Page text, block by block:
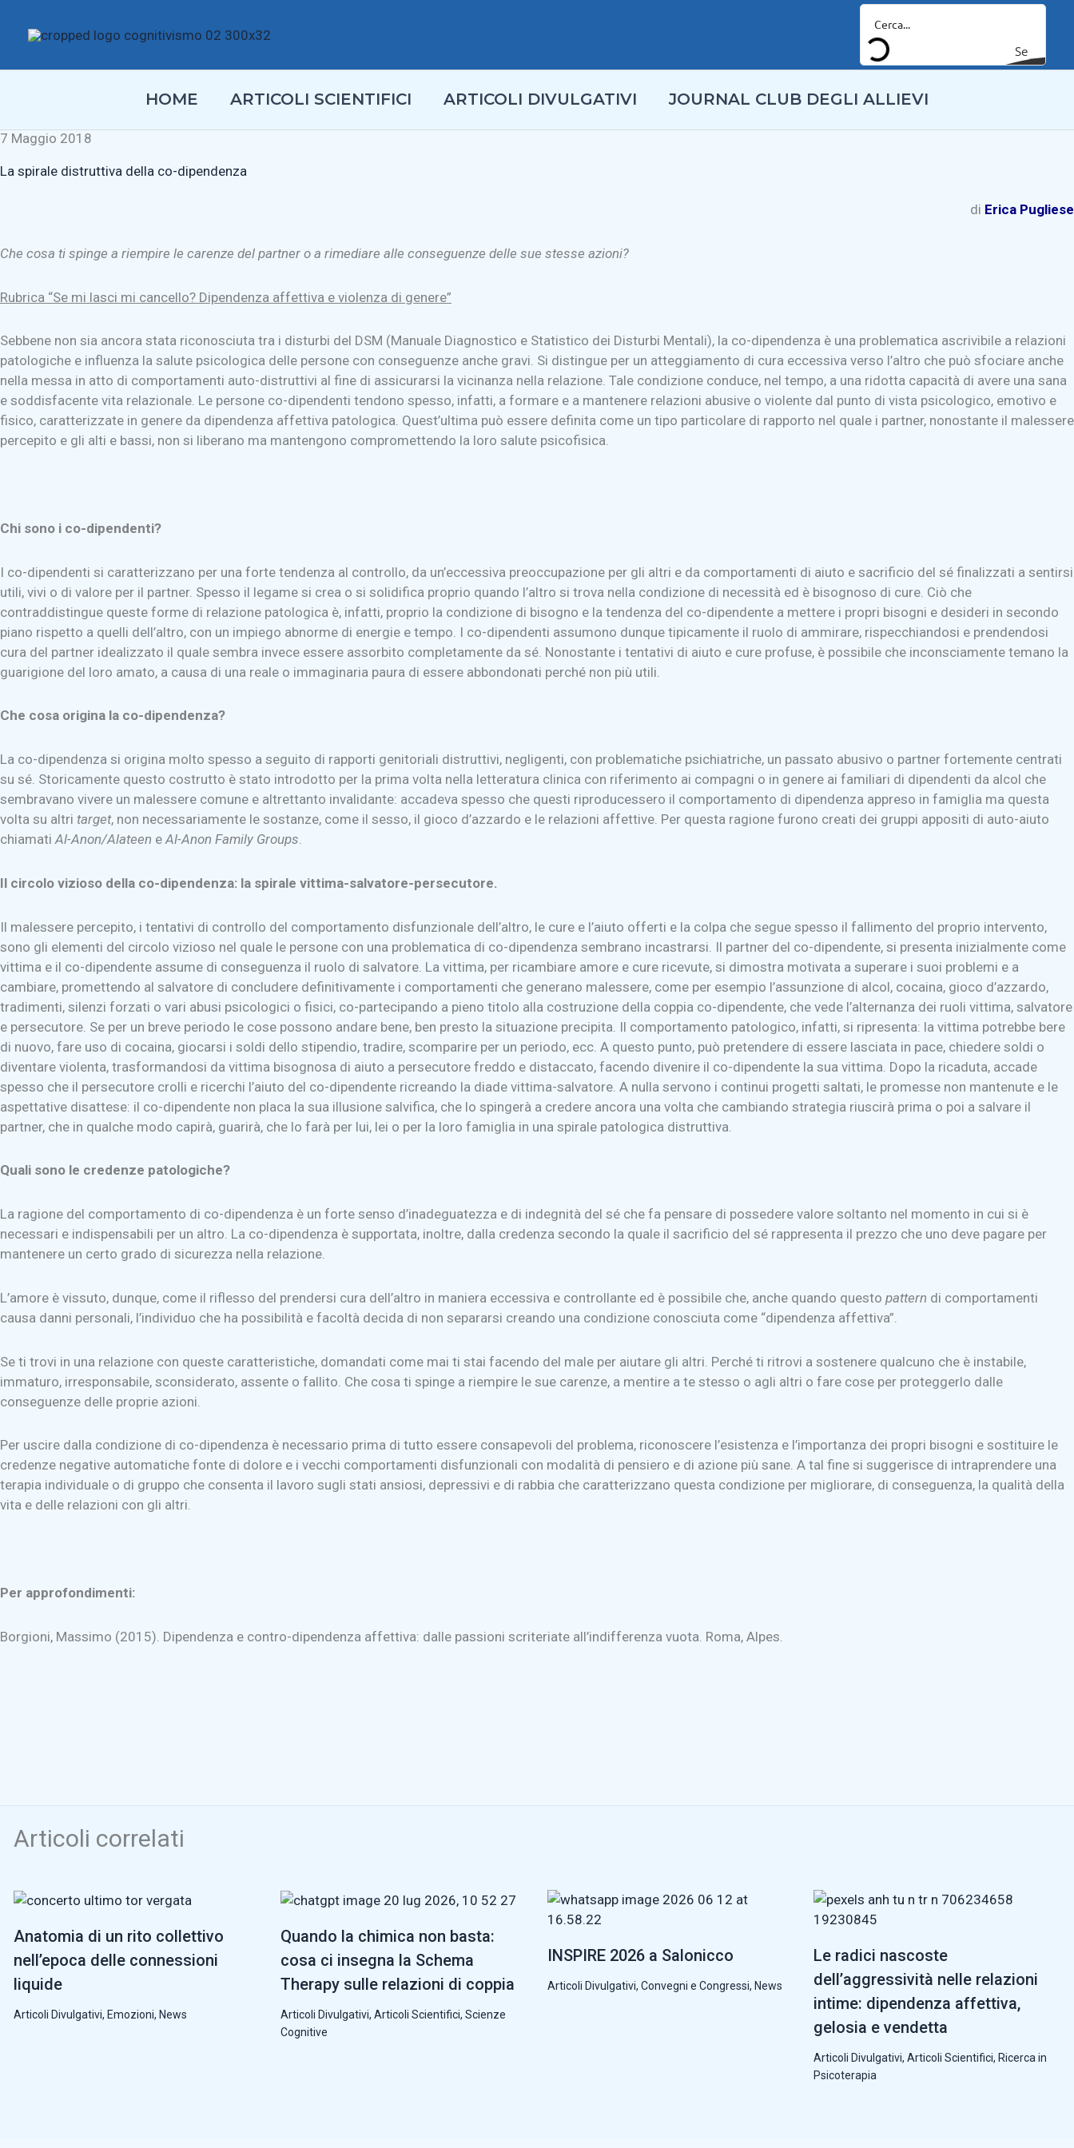
Se
HOME ARTICOLI SCIENTIFICI ARTICOLI DIVULGATIVI JOURNAL CLUB DEGLI ALLIEVI
7 Maggio 2018
La spirale distruttiva della co-dipendenza
di Erica Pugliese
Che cosa ti spinge a riempire le carenze del partner o a rimediare alle conseguenze delle sue stesse azioni?
Rubrica “Se mi lasci mi cancello? Dipendenza affettiva e violenza di genere”
Sebbene non sia ancora stata riconosciuta tra i disturbi del DSM (Manuale Diagnostico e Statistico dei Disturbi Mentali), la co-dipendenza è una problematica ascrivibile a relazioni
patologiche e influenza la salute psicologica delle persone con conseguenze anche gravi. Si distingue per un atteggiamento di cura eccessiva verso l’altro che può sfociare anche
nella messa in atto di comportamenti auto-distruttivi al fine di assicurarsi la vicinanza nella relazione. Tale condizione conduce, nel tempo, a una ridotta capacità di avere una sana
e soddisfacente vita relazionale. Le persone co-dipendenti tendono spesso, infatti, a formare e a mantenere relazioni abusive o violente dal punto di vista psicologico, emotivo e
fisico, caratterizzate in genere da dipendenza affettiva patologica. Quest’ultima può essere definita come un tipo particolare di rapporto nel quale i partner, nonostante il malessere
percepito e gli alti e bassi, non si liberano ma mantengono compromettendo la loro salute psicofisica.
Chi sono i co-dipendenti?
I co-dipendenti si caratterizzano per una forte tendenza al controllo, da un’eccessiva preoccupazione per gli altri e da comportamenti di aiuto e sacrificio del sé finalizzati a sentirsi
utili, vivi o di valore per il partner. Spesso il legame si crea o si solidifica proprio quando l’altro si trova nella condizione di necessità ed è bisognoso di cure. Ciò che
contraddistingue queste forme di relazione patologica è, infatti, proprio la condizione di bisogno e la tendenza del co-dipendente a mettere i propri bisogni e desideri in secondo
piano rispetto a quelli dell’altro, con un impiego abnorme di energie e tempo. I co-dipendenti assumono dunque tipicamente il ruolo di ammirare, rispecchiandosi e prendendosi
cura del partner idealizzato il quale sembra invece essere assorbito completamente da sé. Nonostante i tentativi di aiuto e cure profuse, è possibile che inconsciamente temano la
guarigione del loro amato, a causa di una reale o immaginaria paura di essere abbondonati perché non più utili.
Che cosa origina la co-dipendenza?
La co-dipendenza si origina molto spesso a seguito di rapporti genitoriali distruttivi, negligenti, con problematiche psichiatriche, un passato abusivo o partner fortemente centrati
su sé. Storicamente questo costrutto è stato introdotto per la prima volta nella letteratura clinica con riferimento ai compagni o in genere ai familiari di dipendenti da alcol che
sembravano vivere un malessere comune e altrettanto invalidante: accadeva spesso che questi riproducessero il comportamento di dipendenza appreso in famiglia ma questa
volta su altri target, non necessariamente le sostanze, come il sesso, il gioco d’azzardo e le relazioni affettive. Per questa ragione furono creati dei gruppi appositi di auto-aiuto
chiamatiAl-Anon/Alateen eAl-Anon Family Groups.
Il circolo vizioso della co-dipendenza: la spirale vittima-salvatore-persecutore.
Il malessere percepito, i tentativi di controllo del comportamento disfunzionale dell’altro, le cure e l’aiuto offerti e la colpa che segue spesso il fallimento del proprio intervento,
sono gli elementi del circolo vizioso nel quale le persone con una problematica di co-dipendenza sembrano incastrarsi. Il partner del co-dipendente, si presenta inizialmente come
vittima e il co-dipendente assume di conseguenza il ruolo di salvatore. La vittima, per ricambiare amore e cure ricevute, si dimostra motivata a superare i suoi problemi e a
cambiare, promettendo al salvatore di concludere definitivamente i comportamenti che generano malessere, come per esempio l’assunzione di alcol, cocaina, gioco d’azzardo,
tradimenti, silenzi forzati o vari abusi psicologici o fisici, co-partecipando a pieno titolo alla costruzione della coppia co-dipendente, che vede l’alternanza dei ruoli vittima, salvatore
e persecutore. Se per un breve periodo le cose possono andare bene, ben presto la situazione precipita. Il comportamento patologico, infatti, si ripresenta: la vittima potrebbe bere
di nuovo, fare uso di cocaina, giocarsi i soldi dello stipendio, tradire, scomparire per un periodo, ecc. A questo punto, può pretendere di essere lasciata in pace, chiedere soldi o
diventare violenta, trasformandosi da vittima bisognosa di aiuto a persecutore freddo e distaccato, facendo divenire il co-dipendente la sua vittima. Dopo la ricaduta, accade
spesso che il persecutore crolli e ricerchi l’aiuto del co-dipendente ricreando la diade vittima-salvatore. A nulla servono i continui progetti saltati, le promesse non mantenute e le
aspettative disattese: il co-dipendente non placa la sua illusione salvifica, che lo spingerà a credere ancora una volta che cambiando strategia riuscirà prima o poi a salvare il
partner, che in qualche modo capirà, guarirà, che lo farà per lui, lei o per la loro famiglia in una spirale patologica distruttiva.
Quali sono le credenze patologiche?
La ragione del comportamento di co-dipendenza è un forte senso d’inadeguatezza e di indegnità del sé che fa pensare di possedere valore soltanto nel momento in cui si è
necessari e indispensabili per un altro. La co-dipendenza è supportata, inoltre, dalla credenza secondo la quale il sacrificio del sé rappresenta il prezzo che uno deve pagare per
mantenere un certo grado di sicurezza nella relazione.
L’amore è vissuto, dunque, come il riflesso del prendersi cura dell’altro in maniera eccessiva e controllante ed è possibile che, anche quando questo pattern di comportamenti
causa danni personali, l’individuo che ha possibilità e facoltà decida di non separarsi creando una condizione conosciuta come “dipendenza affettiva”.
Se ti trovi in una relazione con queste caratteristiche, domandati come mai ti stai facendo del male per aiutare gli altri. Perché ti ritrovi a sostenere qualcuno che è instabile,
immaturo, irresponsabile, sconsiderato, assente o fallito. Che cosa ti spinge a riempire le sue carenze, a mentire a te stesso o agli altri o fare cose per proteggerlo dalle
conseguenze delle proprie azioni.
Per uscire dalla condizione di co-dipendenza è necessario prima di tutto essere consapevoli del problema, riconoscere l’esistenza e l’importanza dei propri bisogni e sostituire le
credenze negative automatiche fonte di dolore e i vecchi comportamenti disfunzionali con modalità di pensiero e di azione più sane. A tal fine si suggerisce di intraprendere una
terapia individuale o di gruppo che consenta il lavoro sugli stati ansiosi, depressivi e di rabbia che caratterizzano questa condizione per migliorare, di conseguenza, la qualità della
vita e delle relazioni con gli altri.
Per approfondimenti:
Borgioni, Massimo (2015). Dipendenza e contro-dipendenza affettiva: dalle passioni scriteriate all’indifferenza vuota. Roma, Alpes.
Articoli correlati
Anatomia di un rito collettivo
nell’epoca delle connessioni
liquide
Articoli Divulgativi, Emozioni, News
Quando la chimica non basta:
cosa ci insegna la Schema
Therapy sulle relazioni di coppia
Articoli Divulgativi, Articoli Scientifici, Scienze
Cognitive
INSPIRE 2026 a Salonicco
Articoli Divulgativi, Convegni e Congressi, News
Le radici nascoste
dell’aggressività nelle relazioni
intime: dipendenza affettiva,
gelosia e vendetta
Articoli Divulgativi,Articoli Scientifici,Ricerca in
Psicoterapia